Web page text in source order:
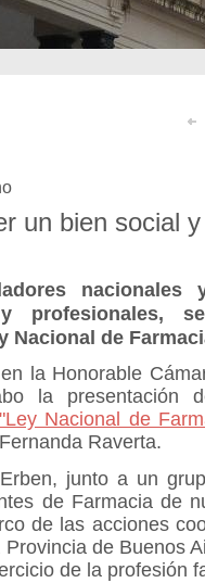
un bien social
nacionales
profesionales,
Nacional de
la Honorable
la presentación
Nacional de
Raverta.
junto a un
de Farmacia de
de las acciones
de Buenos
de la profesión